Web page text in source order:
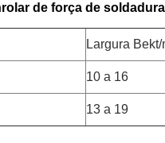
de força de
Largura Bekt/
10 a 16
13 a 19